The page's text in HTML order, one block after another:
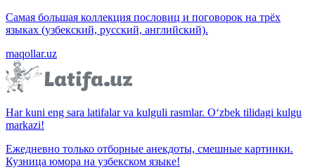
Самая большая коллекция пословиц и поговорок на трёх
языках (узбекский, русский, английский).
maqollar.uz
Har kuni eng sara latifalar va kulguli rasmlar. O‘zbek tilidagi kulgu
markazi!
Ежедневно только отборные анекдоты, смешные картинки.
Кузница юмора на узбекском языке!